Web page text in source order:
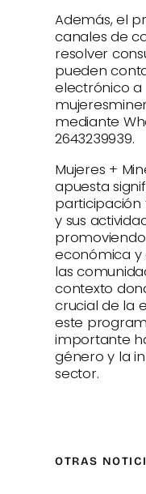
Además, el
canales de
resolver
pueden
electrónico a
mediante
2643239939.
Mujeres +
apuesta
y sus
económica
las
contexto
crucial de la
este
importante
género y la
sector.
OTRAS